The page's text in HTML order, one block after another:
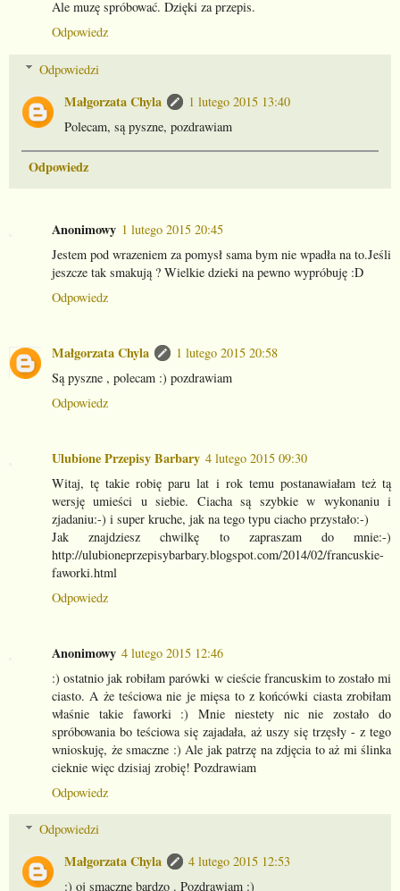
Ale muzę spróbować. Dzięki za przepis.
Odpowiedz
Odpowiedzi
Małgorzata Chyla
1 lutego 2015 13:40
Polecam, są pyszne, pozdrawiam
Odpowiedz
Anonimowy 1 lutego 2015 20:45
Jestem pod wrazeniem za pomysł sama bym nie wpadła na to.Jeśli
jeszcze tak smakują ? Wielkie dzieki na pewno wypróbuję :D
Odpowiedz
Małgorzata Chyla
1 lutego 2015 20:58
Są pyszne , polecam :) pozdrawiam
Odpowiedz
Ulubione Przepisy Barbary 4 lutego 2015 09:30
Witaj, tę takie robię paru lat i rok temu postanawiałam też tą
wersję umieści u siebie. Ciacha są szybkie w wykonaniu i
zjadaniu:-) i super kruche, jak na tego typu ciacho przystało:-)
Jak znajdziesz chwilkę to zapraszam do mnie:-)
http://ulubioneprzepisybarbary.blogspot.com/2014/02/francuskie-
faworki.html
Odpowiedz
Anonimowy 4 lutego 2015 12:46
:) ostatnio jak robiłam parówki w cieście francuskim to zostało mi
ciasto. A że teściowa nie je mięsa to z końcówki ciasta zrobiłam
właśnie takie faworki :) Mnie niestety nic nie zostało do
spróbowania bo teściowa się zajadała, aż uszy się trzęsły - z tego
wnioskuję, że smaczne :) Ale jak patrzę na zdjęcia to aż mi ślinka
cieknie więc dzisiaj zrobię! Pozdrawiam
Odpowiedz
Odpowiedzi
Małgorzata Chyla
4 lutego 2015 12:53
:) oj smaczne bardzo . Pozdrawiam :)